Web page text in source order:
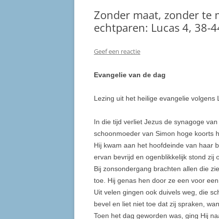
Zonder maat, zonder te
echtparen: Lucas 4, 38-
Geef een reactie
Evangelie van de dag
Lezing uit het heilige evangelie volgens
In die tijd verliet Jezus de synagoge
schoonmoeder van Simon hoge koorts
Hij kwam aan het hoofdeinde van haar
ervan bevrijd en ogenblikke­lijk stond zij
Bij zonsondergang brachten allen die
toe. Hij genas hen door ze een voor
Uit velen gingen ook duivels weg, die
bevel en liet niet toe dat zij spraken,
Toen het dag geworden was, ging Hij